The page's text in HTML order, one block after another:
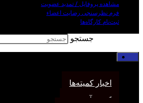
مشاهده پروفایل / تمدید عضویت
فرم نظر‌سنجی رضایت اعضاء
ثبت‌نام کارگاه‌ها
جستجو
اخبار کمیته‌ها
کمیته آموزش